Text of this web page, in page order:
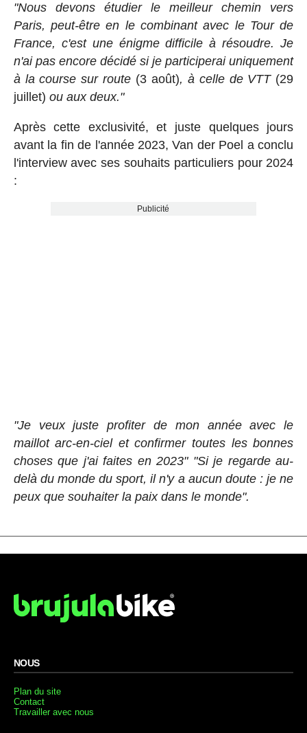
"Nous devons étudier le meilleur chemin vers
Paris, peut-être en le combinant avec le Tour de
France, c'est une énigme difficile à résoudre. Je
n'ai pas encore décidé si je participerai uniquement
à la course sur route (3 août), à celle de VTT (29
juillet) ou aux deux."
Après cette exclusivité, et juste quelques jours
avant la fin de l'année 2023, Van der Poel a conclu
l'interview avec ses souhaits particuliers pour 2024
:
Publicité
"Je veux juste profiter de mon année avec le
maillot arc-en-ciel et confirmer toutes les bonnes
choses que j'ai faites en 2023" "Si je regarde au-
delà du monde du sport, il n'y a aucun doute : je ne
peux que souhaiter la paix dans le monde".
NOUS
Plan du site
Contact
Travailler avec nous